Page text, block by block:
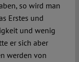
so wird man
Erstes und
und wenig
er sich aber
werden von